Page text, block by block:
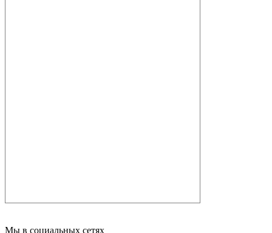
Мы в социальных сетях